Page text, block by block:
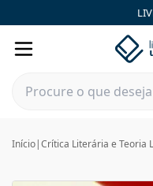
Início|Crítica Literária e Teoria